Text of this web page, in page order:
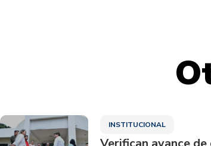
INSTITUCIONAL